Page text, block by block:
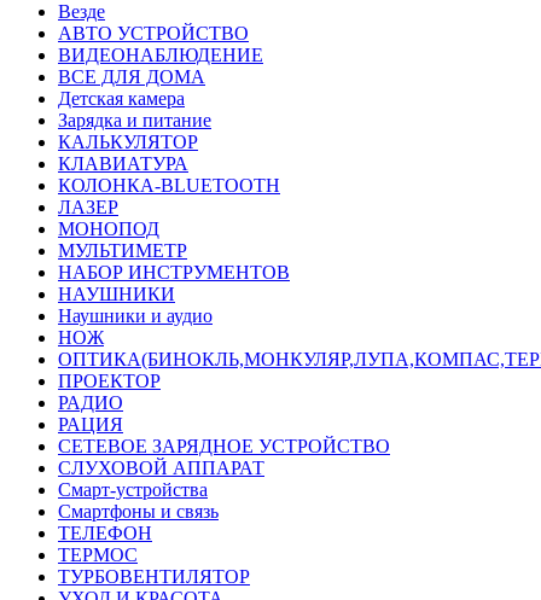
Везде
АВТО УСТРОЙСТВО
ВИДЕОНАБЛЮДЕНИЕ
ВСЕ ДЛЯ ДОМА
Детская камера
Зарядка и питание
КАЛЬКУЛЯТОР
КЛАВИАТУРА
КОЛОНКА-BLUETOOTH
ЛАЗЕР
МОНОПОД
МУЛЬТИМЕТР
НАБОР ИНСТРУМЕНТОВ
НАУШНИКИ
Наушники и аудио
НОЖ
ПРОЕКТОР
РАДИО
РАЦИЯ
СЕТЕВОЕ ЗАРЯДНОЕ УСТРОЙСТВО
СЛУХОВОЙ АППАРАТ
Смарт-устройства
Смартфоны и связь
ТЕЛЕФОН
ТЕРМОС
ТУРБОВЕНТИЛЯТОР